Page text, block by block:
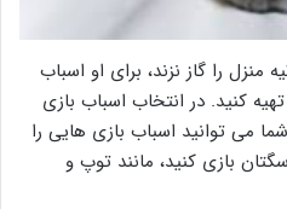
منزل را گاز نزند، برای او اسباب
کنید. در انتخاب اسباب بازی
می توانید اسباب بازی هایی را
بازی کنید، مانند توپ و